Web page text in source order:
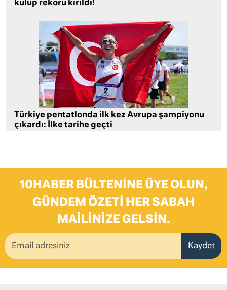
kulüp rekoru kırıldı!
Türkiye pentatlonda ilk kez Avrupa şampiyonu
çıkardı: İlke tarihe geçti
10HABER BÜLTENINE ÜYE OLUN,
GÜNDEM ÖZETI HER SABAH
MAILINIZE GELSIN.
Kaydet